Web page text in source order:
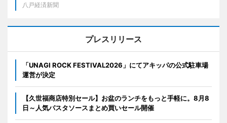
八戸経済新聞
プレスリリース
「UNAGI ROCK FESTIVAL2026」にてアキッパの公式駐車場
運営が決定
【久世福商店特別セール】お盆のランチをもっと手軽に。8月8
日～人気パスタソースまとめ買いセール開催